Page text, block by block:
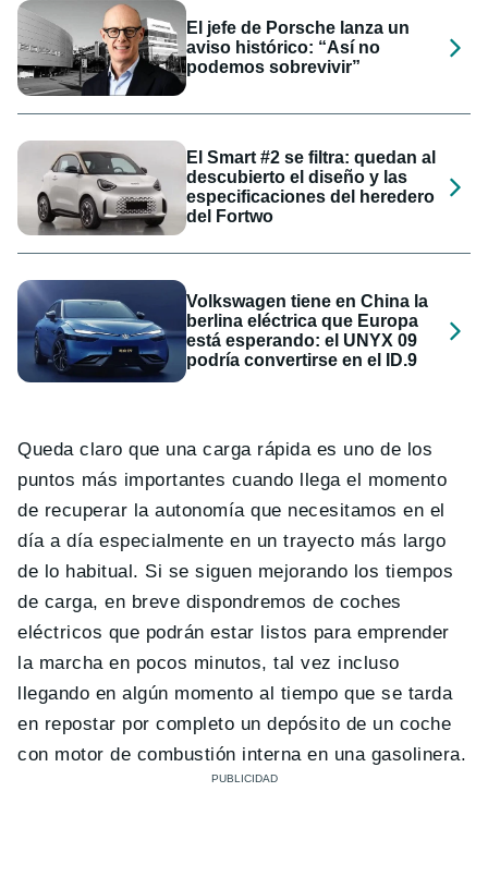
El jefe de Porsche lanza un
aviso histórico: “Así no
podemos sobrevivir”
El Smart #2 se filtra: quedan al
descubierto el diseño y las
especificaciones del heredero
del Fortwo
Volkswagen tiene en China la
berlina eléctrica que Europa
está esperando: el UNYX 09
podría convertirse en el ID.9
Queda claro que una carga rápida es uno de los
puntos más importantes cuando llega el momento
de recuperar la autonomía que necesitamos en el
día a día especialmente en un trayecto más largo
de lo habitual. Si se siguen mejorando los tiempos
de carga, en breve dispondremos de coches
eléctricos que podrán estar listos para emprender
la marcha en pocos minutos, tal vez incluso
llegando en algún momento al tiempo que se tarda
en repostar por completo un depósito de un coche
con motor de combustión interna en una gasolinera.